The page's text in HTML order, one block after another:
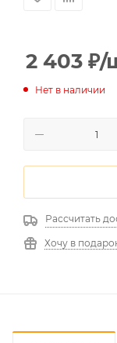
2 403 ₽/
Нет в наличии
Рассчитать
Хочу в